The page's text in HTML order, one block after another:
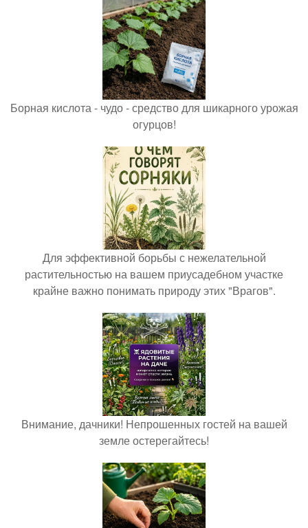
Борная кислота - чудо - средство для шикарного урожая
огурцов!
Для эффективной борьбы с нежелательной
растительностью на вашем приусадебном участке
крайне важно понимать природу этих "Врагов".
Внимание, дачники! Непрошенных гостей на вашей
земле остерегайтесь!